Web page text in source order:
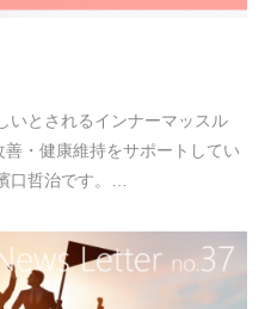
いとされるインナーマッスル
・健康維持をサポートしてい
哲治です。…